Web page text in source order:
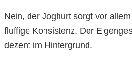
Nein, der Joghurt sorgt vor
fluffige Konsistenz. Der
dezent im Hintergrund.